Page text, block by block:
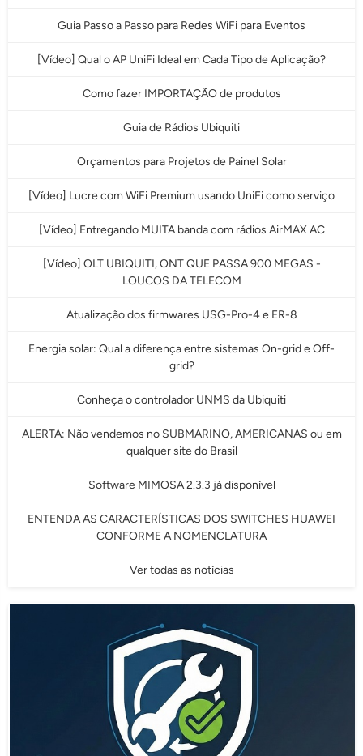
Guia Passo a Passo para Redes WiFi para Eventos
[Vídeo] Qual o AP UniFi Ideal em Cada Tipo de Aplicação?
Como fazer IMPORTAÇÃO de produtos
Guia de Rádios Ubiquiti
Orçamentos para Projetos de Painel Solar
[Vídeo] Lucre com WiFi Premium usando UniFi como serviço
[Vídeo] Entregando MUITA banda com rádios AirMAX AC
[Vídeo] OLT UBIQUITI, ONT QUE PASSA 900 MEGAS -
LOUCOS DA TELECOM
Atualização dos firmwares USG-Pro-4 e ER-8
Energia solar: Qual a diferença entre sistemas On-grid e Off-
grid?
Conheça o controlador UNMS da Ubiquiti
ALERTA: Não vendemos no SUBMARINO, AMERICANAS ou em
qualquer site do Brasil
Software MIMOSA 2.3.3 já disponível
ENTENDA AS CARACTERÍSTICAS DOS SWITCHES HUAWEI
CONFORME A NOMENCLATURA
Ver todas as notícias